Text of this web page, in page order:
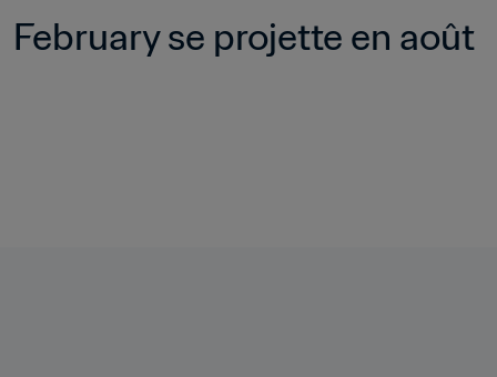
February se projette en août